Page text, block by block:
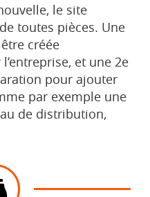
le site
toutes pièces. Une
créée
et une 2e
pour ajouter
par exemple une
de distribution,